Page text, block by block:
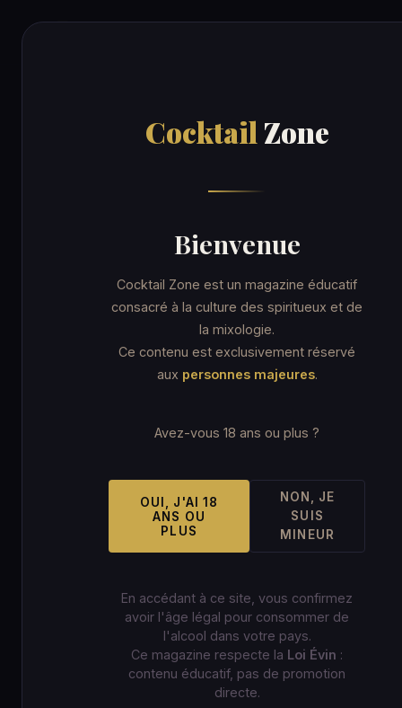
Cocktail Zone
Bienvenue
Cocktail Zone est un magazine éducatif
consacré à la culture des spiritueux et de
la mixologie.
Ce contenu est exclusivement réservé
aux personnes majeures.
Avez-vous 18 ans ou plus ?
OUI, J'AI 18
ANS OU
PLUS
NON, JE
SUIS
MINEUR
En accédant à ce site, vous confirmez
avoir l'âge légal pour consommer de
l'alcool dans votre pays.
Ce magazine respecte la Loi Évin :
contenu éducatif, pas de promotion
directe.
CocktailZone
Figgy Thyme
Figgy Thyme
Verre highball ★★★ Avancé